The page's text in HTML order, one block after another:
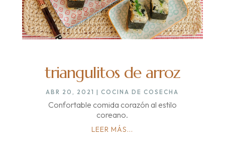
triangulitos de arroz
ABR 20, 2021 |COCINA DE COSECHA
Confortable comida corazón al estilo
coreano.
LEER MÁS...